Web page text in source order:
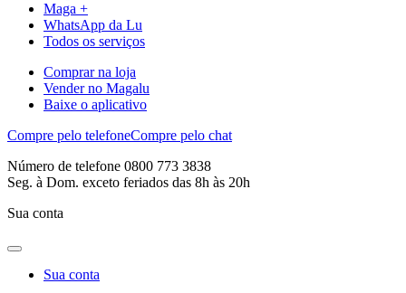
Maga +
WhatsApp da Lu
Todos os serviços
Comprar na loja
Vender no Magalu
Baixe o aplicativo
Compre pelo telefoneCompre pelo chat
Número de telefone 0800 773 3838
Seg. à Dom. exceto feriados das 8h às 20h
Sua conta
Sua conta